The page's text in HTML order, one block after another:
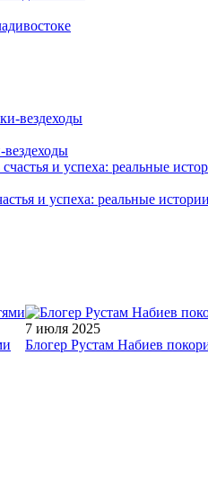
и успеха: реальные
7 июля 2025
Блогер Рустам Набиев